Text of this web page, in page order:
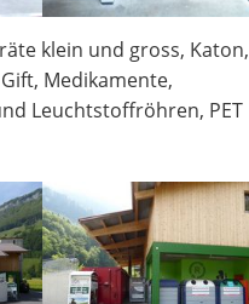
klein und gross, Katon,
Medikamente,
Leuchtstoffröhren, PET